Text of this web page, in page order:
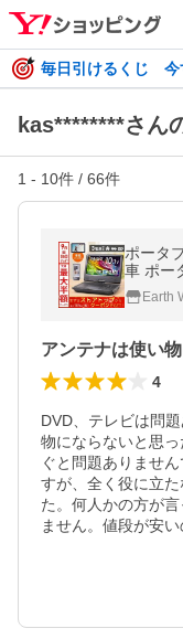
毎日引けるくじ 今
kas********さん
1 - 10件 / 66件
ポータ
車 ポー
ワンセ
インチ
Earth
アンテナは使い物
4
DVD、テレビは問
物にならないと思
ぐと問題ありませ
すが、全く役に立
た。何人かの方が
ません。値段が安